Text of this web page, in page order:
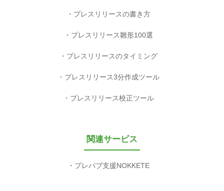
プレスリリースの書き方
プレスリリース雛形100選
プレスリリースのタイミング
プレスリリース3分作成ツール
プレスリリース校正ツール
関連サービス
プレパブ支援NOKKETE